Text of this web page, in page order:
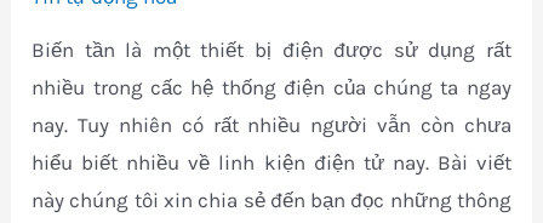
Biến tần là một thiết bị điện được sử dụng rất
nhiều trong cấc hệ thống điện của chúng ta ngay
nay. Tuy nhiên có rất nhiều người vẫn còn chưa
hiểu biết nhiều về linh kiện điện tử nay. Bài viết
này chúng tôi xin chia sẻ đến bạn đọc những thông